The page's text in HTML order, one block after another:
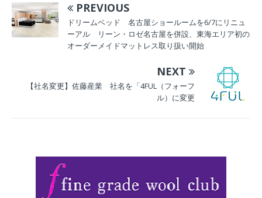
場
ドの提案
PREVIOUS
ドリームベッド 名古屋ショールームを6/7にリニュ
ーアル リーン・ロゼ名古屋を併設、東海エリア初の
オーダーメイドマットレス取り扱い開始
NEXT
【社名変更】佐藤産業 社名を「4FUL（フォーフ
ル）に変更